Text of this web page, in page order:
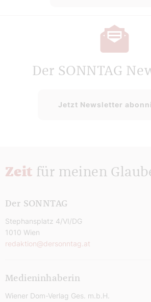
Der SONNTAG
Jetzt Newsletter
Zeit für meinen
Der SONNTAG
Stephansplatz 4/VI/DG
1010 Wien
redaktion@dersonntag.at
Medieninhaberin
Wiener Dom-Verlag Ges. m.b.H.